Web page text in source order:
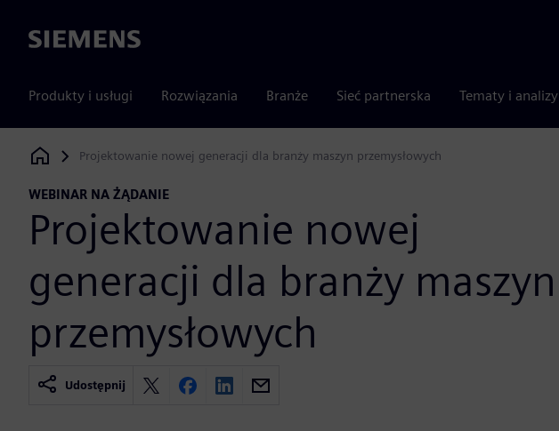
Siemens
Produkty i usługi Rozwiązania Branże Sieć partnerska Tematy i analizy
Siemens Digital Industries Software
Projektowanie nowej generacji dla branży maszyn przemysłowych
WEBINAR NA ŻĄDANIE
Projektowanie nowej
generacji dla branży maszyn
przemysłowych
Udostępnij